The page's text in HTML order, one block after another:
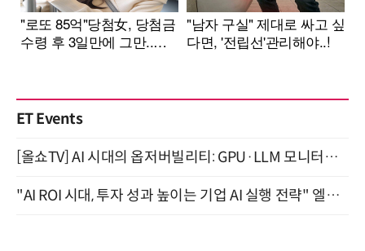
ET Events
[올쇼TV] AI 시대의 옵저버빌리티: GPU·LLM 모니터링부터 AI 기반 장애 대응까지 (8/11 생방송)
"AI ROI 시대, 투자 성과 높이는 기업 AI 실행 전략" 엘타워 6층 (9월 18일)